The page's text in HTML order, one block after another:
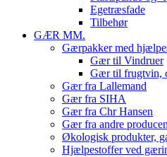
Egetræsfade
Tilbehør
GÆR MM.
Gærpakker med
Gær til Vindruer
Gær til frugtvin,
Gær fra Lallemand
Gær fra SIHA
Gær fra Chr Hansen
Gær fra andre
Økologisk produkter,
Hjælpestoffer ved